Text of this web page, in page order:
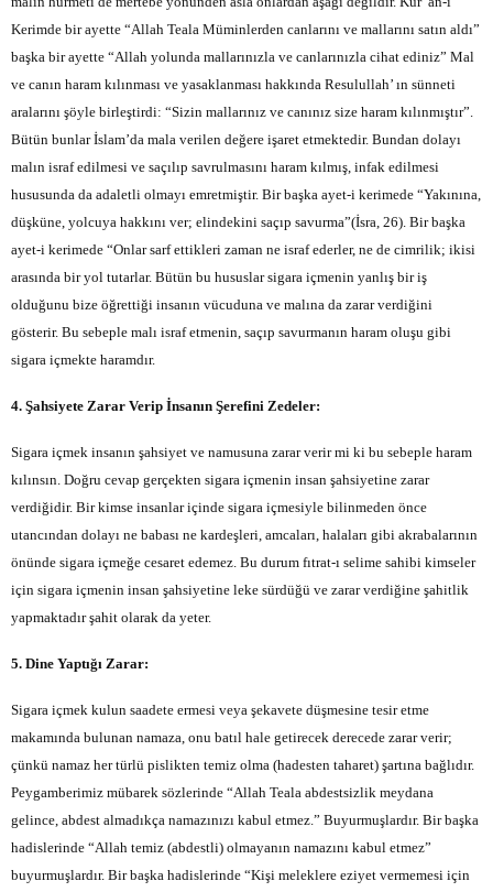
Kerimde bir ayette “Allah Teala Müminlerden canlarını ve mallarını satın aldı”
başka bir ayette “Allah yolunda mallarınızla ve canlarınızla cihat ediniz” Mal
ve canın haram kılınması ve yasaklanması hakkında Resulullah’ ın sünneti
aralarını şöyle birleştirdi: “Sizin mallarınız ve canınız size haram kılınmıştır”.
Bütün bunlar İslam’da mala verilen değere işaret etmektedir. Bundan dolayı
malın israf edilmesi ve saçılıp savrulmasını haram kılmış, infak edilmesi
hususunda da adaletli olmayı emretmiştir. Bir başka ayet-i kerimede “Yakınına,
düşküne, yolcuya hakkını ver; elindekini saçıp savurma”(İsra, 26). Bir başka
ayet-i kerimede “Onlar sarf ettikleri zaman ne israf ederler, ne de cimrilik; ikisi
arasında bir yol tutarlar. Bütün bu hususlar sigara içmenin yanlış bir iş
olduğunu bize öğrettiği insanın vücuduna ve malına da zarar verdiğini
gösterir. Bu sebeple malı israf etmenin, saçıp savurmanın haram oluşu gibi
sigara içmekte haramdır.
4. Şahsiyete Zarar Verip İnsanın Şerefini Zedeler:
Sigara içmek insanın şahsiyet ve namusuna zarar verir mi ki bu sebeple haram
kılınsın. Doğru cevap gerçekten sigara içmenin insan şahsiyetine zarar
verdiğidir. Bir kimse insanlar içinde sigara içmesiyle bilinmeden önce
utancından dolayı ne babası ne kardeşleri, amcaları, halaları gibi akrabalarının
önünde sigara içmeğe cesaret edemez. Bu durum fıtrat-ı selime sahibi kimseler
için sigara içmenin insan şahsiyetine leke sürdüğü ve zarar verdiğine şahitlik
yapmaktadır şahit olarak da yeter.
5. Dine Yaptığı Zarar:
Sigara içmek kulun saadete ermesi veya şekavete düşmesine tesir etme
makamında bulunan namaza, onu batıl hale getirecek derecede zarar verir;
çünkü namaz her türlü pislikten temiz olma (hadesten taharet) şartına bağlıdır.
Peygamberimiz mübarek sözlerinde “Allah Teala abdestsizlik meydana
gelince, abdest almadıkça namazınızı kabul etmez.” Buyurmuşlardır. Bir başka
hadislerinde “Allah temiz (abdestli) olmayanın namazını kabul etmez”
buyurmuşlardır. Bir başka hadislerinde “Kişi meleklere eziyet vermemesi için